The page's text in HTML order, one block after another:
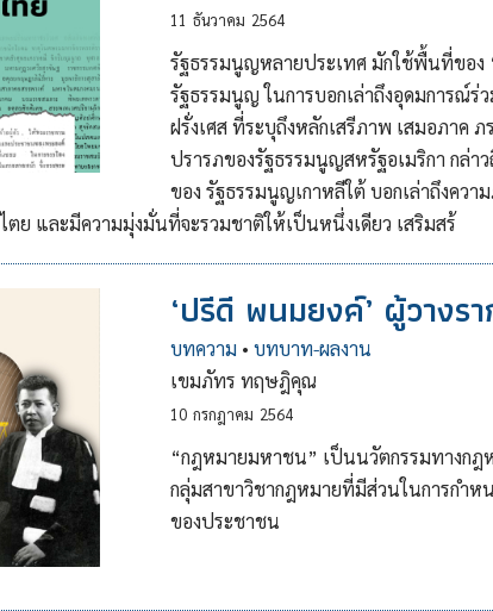
11 ธันวาคม 2564
รัฐธรรมนูญหลายประเทศ มักใช้พื้นที่ของ
รัฐธรรมนูญ ในการบอกเล่าถึงอุดมการณ์
ฝรั่งเศส ที่ระบุถึงหลักเสรีภาพ เสมอภาค
ปรารภของรัฐธรรมนูญสหรัฐอเมริกา กล่
ของ รัฐธรรมนูญเกาหลีใต้ บอกเล่าถึงคว
ย และมีความมุ่งมั่นที่จะรวมชาติให้เป็นหนึ่งเดียว เสริมสร้
‘ปรีดี พนมยงค์’ ผู้วางร
บทความ • บทบาท-ผลงาน
เขมภัทร ทฤษฎิคุณ
10 กรกฎาคม 2564
“กฎหมายมหาชน” เป็นนวัตกรรมทางกฎ
กลุ่มสาขาวิชากฎหมายที่มีส่วนในการกำห
ของประชาชน